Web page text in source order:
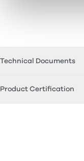
Technical Documents
Product Certification